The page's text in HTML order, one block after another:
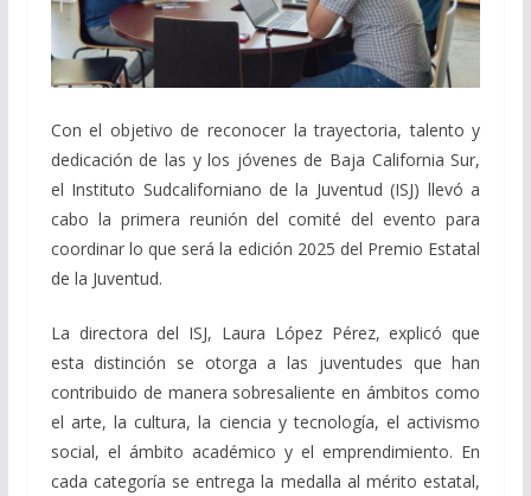
Con el objetivo de reconocer la trayectoria, talento y
dedicación de las y los jóvenes de Baja California Sur,
el Instituto Sudcaliforniano de la Juventud (ISJ) llevó a
cabo la primera reunión del comité del evento para
coordinar lo que será la edición 2025 del Premio Estatal
de la Juventud.
La directora del ISJ, Laura López Pérez, explicó que
esta distinción se otorga a las juventudes que han
contribuido de manera sobresaliente en ámbitos como
el arte, la cultura, la ciencia y tecnología, el activismo
social, el ámbito académico y el emprendimiento. En
cada categoría se entrega la medalla al mérito estatal,